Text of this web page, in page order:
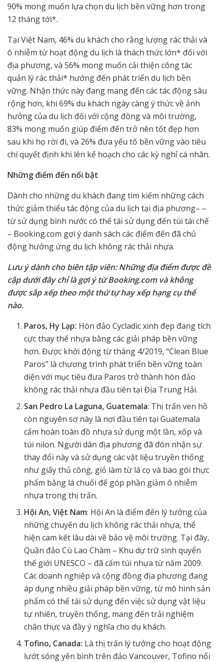
90% mong muốn lựa chọn du lịch bền vững hơn trong
12 tháng tới*.
Tại Việt Nam, 46% du khách cho rằng lượng rác thải và
ô nhiễm từ hoạt động du lịch là thách thức lớn* đối với
địa phương, và 56% mong muốn cải thiện công tác
quản lý rác thải* hướng đến phát triển du lịch bền
vững. Nhận thức này đang mang đến các tác động sâu
rộng hơn, khi 69% du khách ngày càng ý thức về ảnh
hưởng của du lịch đối với cộng đồng và môi trường,
83% mong muốn giúp điểm đến trở nên tốt đẹp hơn
sau khi họ rời đi, và 26% đưa yếu tố bền vững vào tiêu
chí quyết định khi lên kế hoạch cho các kỳ nghỉ cá nhân.
Những điểm đến nổi bật
Dành cho những du khách đang tìm kiếm những cách
thức giảm thiểu tác động của du lịch tại địa phương– –
từ sử dụng bình nước có thể tái sử dụng đến túi tái chế
– Booking.com gợi ý danh sách các điểm đến đã chủ
động hưởng ứng du lịch không rác thải nhựa.
Lưu ý dành cho biên tập viên: Những địa điểm được đề
cập dưới đâychỉ là gợi ýtừ Booking.com và không
được sắp xếp theo một thứ tự hay xếp hạng cụ thể
nào.
Paros, Hy Lạp: Hòn đảo Cycladic xinh đẹp đang tích
cực thay thế nhựa bằng các giải pháp bền vững
hơn. Được khởi động từ tháng 4/2019, “Clean Blue
Paros” là chương trình phát triển bền vững toàn
diện với mục tiêu đưa Paros trở thành hòn đảo
không rác thải nhựa đầu tiên tại Địa Trung Hải.
San Pedro La Laguna, Guatemala: Thị trấn ven hồ
còn nguyên sơ này là nơi đầu tiên tại Guatemala
cấm hoàn toàn đồ nhựa sử dụng một lần, xốp và
túi nilon. Người dân địa phương đã đón nhận sự
thay đổi này và sử dụng các vật liệu truyền thống
như giấy thủ công, giỏ làm từ lá cọ và bao gói thực
phẩm bằng lá chuối để góp phần giảm ô nhiễm
nhựa trong thị trấn.
Hội An, Việt Nam: Hội An là điểm đến lý tưởng của
những chuyến du lịch không rác thải nhựa, thể
hiện cam kết lâu dài về bảo vệ môi trường. Tại đây,
Quần đảo Cù Lao Chàm – Khu dự trữ sinh quyển
thế giới UNESCO – đã cấm túi nhựa từ năm 2009.
Các doanh nghiệp và cộng đồng địa phương đang
áp dụng nhiều giải pháp bền vững, từ mô hình sản
phẩm có thể tái sử dụng đến việc sử dụng vật liệu
tự nhiên, truyền thống, mang đến trải nghiệm
chân thực và đầy ý nghĩa cho du khách.
Tofino, Canada: Là thị trấn lý tưởng cho hoạt động
lướt sóng yên bình trên đảo Vancouver, Tofino nổi